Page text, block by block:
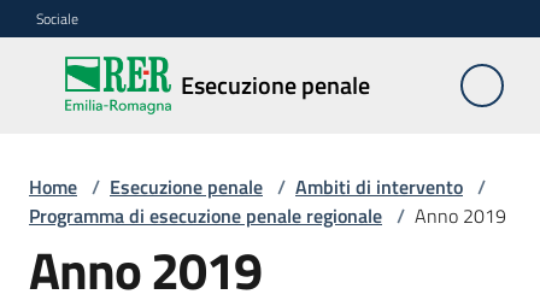
Vai al contenuto
Vai alla navigazione
Vai al footer
Sociale
Esecuzione penale
Esecuzione
penale
Ambiti
intervento
Home / Esecuzione penale / Ambiti di intervento /
Programma di esecuzione penale regionale / Anno 2019
Anno 2019